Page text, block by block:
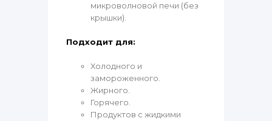
микроволновой печи (без
крышки).
Подходит для:
Холодного и
замороженного.
Жирного.
Горячего.
Продуктов с жидкими